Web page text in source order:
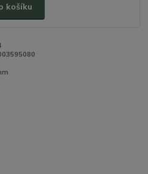
košíku